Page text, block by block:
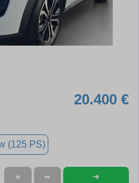
20.400 €
(125 PS)
★ ➦ ➜